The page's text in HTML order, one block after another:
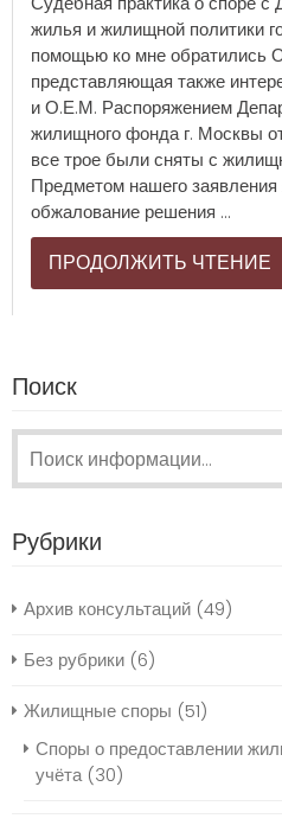
жилья и жилищной политики
помощью ко мне обратились
представляющая также
и О.Е.М. Распоряжением
жилищного фонда г. Москвы
все трое были сняты с
Предметом нашего заявления
обжалование решения ...
ПРОДОЛЖИТЬ ЧТЕНИЕ
Поиск
Поиск:
Рубрики
Архив консультаций (49)
Без рубрики (6)
Жилищные споры (51)
Споры о предоставлении
учёта(30)